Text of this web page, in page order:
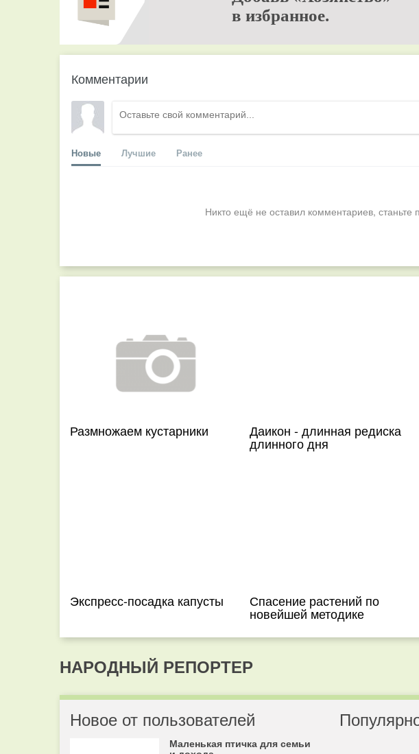
в избранное.
Комментарии
Новые Лучшие Ранее
Никто ещё не оставил комментариев, станьте
Размножаем кустарники Даикон - длинная редиска
длинного дня
Экспресс-посадка капусты Спасение растений по
новейшей методике
НАРОДНЫЙ РЕПОРТЕР
Новое от пользователей
Маленькая птичка для семьи